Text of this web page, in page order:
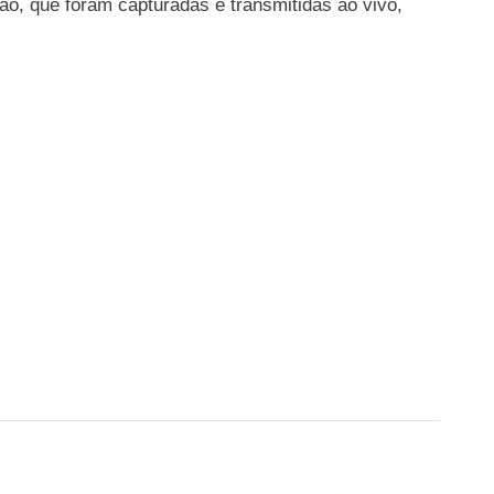
que foram capturadas e transmitidas ao vivo,